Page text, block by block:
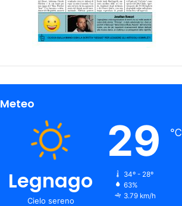
Meteo
Legnago
Cielo sereno
29 ℃
34º - 28º
63%
3.79 km/h